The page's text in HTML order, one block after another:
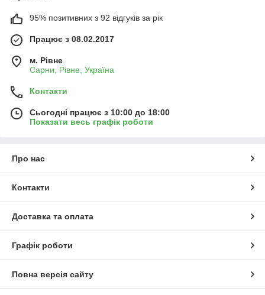
95% позитивних з 92 відгуків за рік
Працює з 08.02.2017
м. Рівне
Сарни, Рівне, Україна
Контакти
Сьогодні працює з 10:00 до 18:00
Показати весь графік роботи
Про нас
Контакти
Доставка та оплата
Графік роботи
Повна версія сайту